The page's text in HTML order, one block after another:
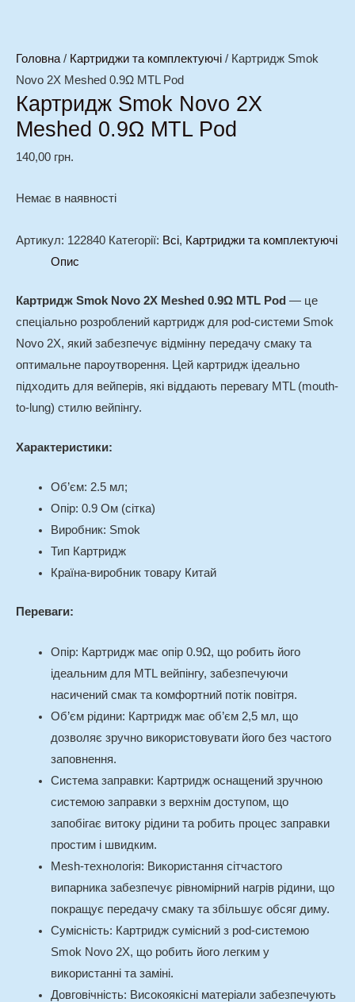
Головна/ Картриджи та комплектуючі / Картридж Smok
Novo 2X Meshed 0.9Ω MTL Pod
Картридж Smok Novo 2X
Meshed 0.9Ω MTL Pod
140,00 грн.
Немає в наявності
Артикул: 122840 Категорії: Всі, Картриджи та комплектуючі
Опис
Картридж Smok Novo 2X Meshed 0.9Ω MTL Pod — це
спеціально розроблений картридж для pod-системи Smok
Novo 2X, який забезпечує відмінну передачу смаку та
оптимальне пароутворення. Цей картридж ідеально
підходить для вейперів, які віддають перевагу MTL (mouth-
to-lung) стилю вейпінгу.
Характеристики:
Об’єм: 2.5 мл;
Опір: 0.9 Ом (сітка)
Виробник: Smok
Тип Картридж
Країна-виробник товару Китай
Переваги:
Опір: Картридж має опір 0.9Ω, що робить його
ідеальним для MTL вейпінгу, забезпечуючи
насичений смак та комфортний потік повітря.
Об’єм рідини: Картридж має об’єм 2,5 мл, що
дозволяє зручно використовувати його без частого
заповнення.
Система заправки: Картридж оснащений зручною
системою заправки з верхнім доступом, що
запобігає витоку рідини та робить процес заправки
простим і швидким.
Mesh-технологія: Використання сітчастого
випарника забезпечує рівномірний нагрів рідини, що
покращує передачу смаку та збільшує обсяг диму.
Сумісність: Картридж сумісний з pod-системою
Smok Novo 2X, що робить його легким у
використанні та заміні.
Довговічність: Високоякісні матеріали забезпечують